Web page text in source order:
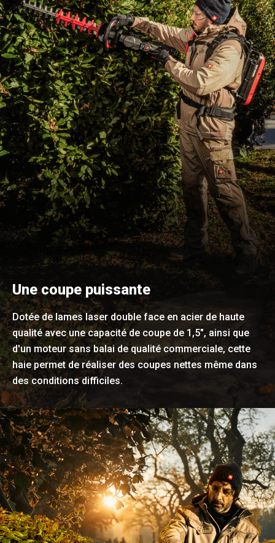
Une coupe puissante
Dotée de lames laser double face en acier de haute
qualité avec une capacité de coupe de 1,5", ainsi que
d'un moteur sans balai de qualité commerciale, cette
haie permet de réaliser des coupes nettes même dans
des conditions difficiles.